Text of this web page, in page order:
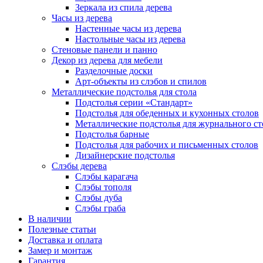
Зеркала из спила дерева
Часы из дерева
Настенные часы из дерева
Настольные часы из дерева
Стеновые панели и панно
Декор из дерева для мебели
Разделочные доски
Арт-объекты из слэбов и спилов
Металлические подстолья для стола
Подстолья серии «Стандарт»
Подстолья для обеденных и кухонных столов
Металлические подстолья для журнального
Подстолья барные
Подстолья для рабочих и письменных столов
Дизайнерские подстолья
Слэбы дерева
Слэбы карагача
Слэбы тополя
Слэбы дуба
Слэбы граба
В наличии
Полезные статьи
Доставка и оплата
Замер и монтаж
Гарантия